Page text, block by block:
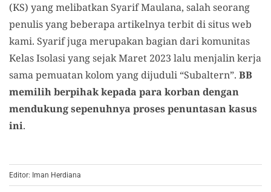
(KS) yang melibatkan Syarif Maulana, salah seorang
penulis yang beberapa artikelnya terbit di situs web
kami. Syarif juga merupakan bagian dari komunitas
Kelas Isolasi yang sejak Maret 2023 lalu menjalin kerja
sama pemuatan kolom yang dijuduli “Subaltern”. BB
memilih berpihak kepada para korban dengan
mendukung sepenuhnya proses penuntasan kasus
ini.
Editor: Iman Herdiana